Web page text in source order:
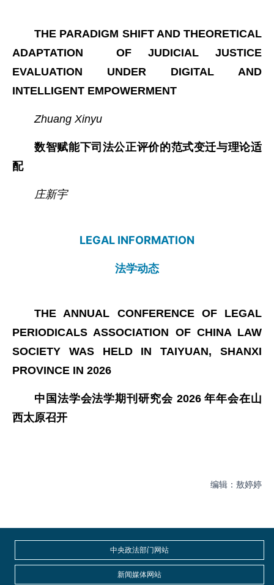
THE PARADIGM SHIFT AND THEORETICAL
ADAPTATION OF JUDICIAL JUSTICE
EVALUATION UNDER DIGITAL AND
INTELLIGENT EMPOWERMENT
Zhuang Xinyu
数智赋能下司法公正评价的范式变迁与理论适
配
庄新宇
LEGAL INFORMATION
法学动态
THE ANNUAL CONFERENCE OF LEGAL
PERIODICALS ASSOCIATION OF CHINA LAW
SOCIETY WAS HELD IN TAIYUAN, SHANXI
PROVINCE IN 2026
中国法学会法学期刊研究会 2026 年年会在山
西太原召开
编辑：敖婷婷
中央政法部门网站
新闻媒体网站